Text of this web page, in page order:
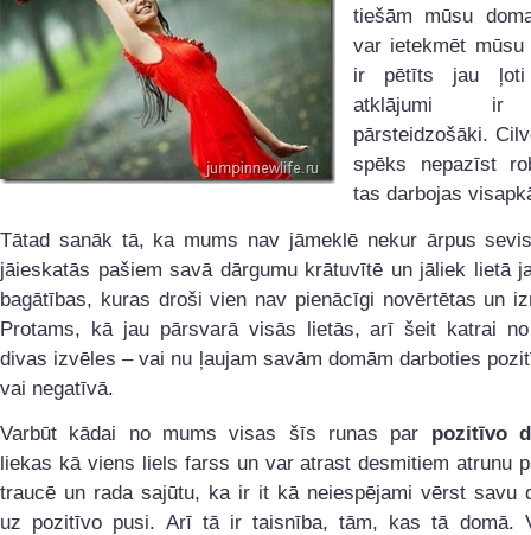
tiešām mūsu
var ietekmēt
ir pētīts jau
atklājumi ir
pārsteidzošāki.
spēks nepazīst
tas darbojas
Tātad sanāk tā, ka mums nav jāmeklē nekur ārpus
jāieskatās pašiem savā dārgumu krātuvītē un jāliek lietā
bagātības, kuras droši vien nav pienācīgi novērtētas un
Protams, kā jau pārsvarā visās lietās, arī šeit katrai
divas izvēles – vai nu ļaujam savām domām darboties
vai negatīvā.
Varbūt kādai no mums visas šīs runas par pozitīvo
liekas kā viens liels farss un var atrast desmitiem atrunu
traucē un rada sajūtu, ka ir it kā neiespējami vērst savu
uz pozitīvo pusi. Arī tā ir taisnība, tām, kas tā domā.